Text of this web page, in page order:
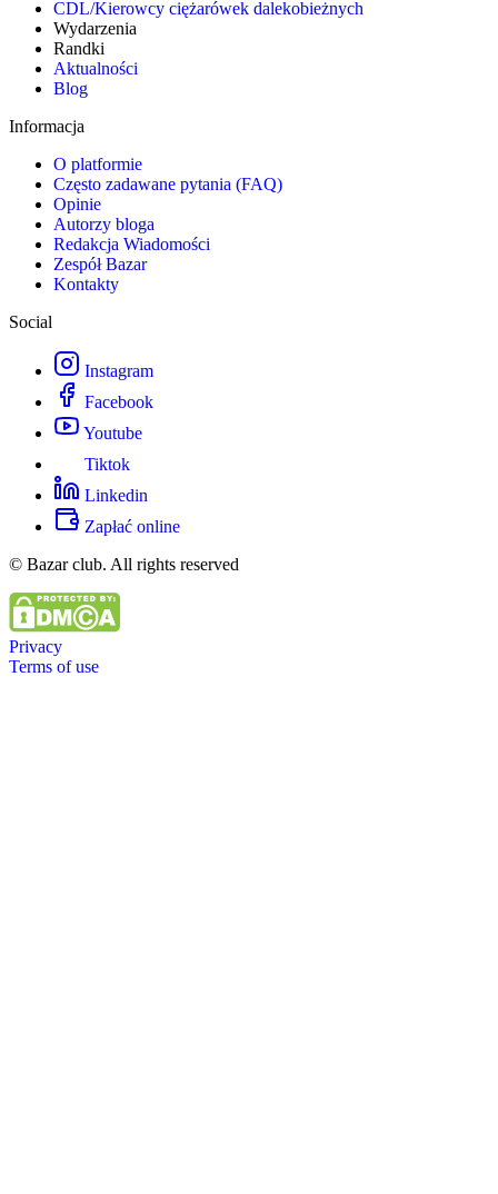
CDL/Kierowcy ciężarówek dalekobieżnych
Wydarzenia
Randki
Aktualności
Blog
Informacja
O platformie
Często zadawane pytania (FAQ)
Opinie
Autorzy bloga
Redakcja Wiadomości
Zespół Bazar
Kontakty
Social
Instagram
Facebook
Youtube
Tiktok
Linkedin
Zapłać online
© Bazar club. All rights reserved
Privacy
Terms of use